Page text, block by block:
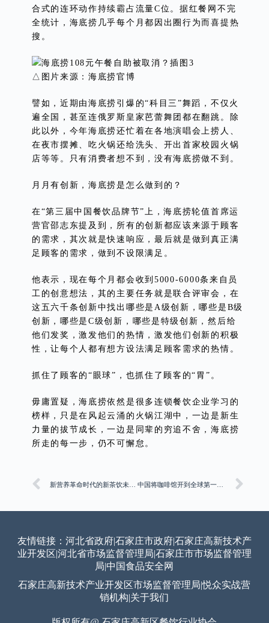
合式的连环动作持续霸占流量C位。据红餐网不完
全统计，海底捞几乎每个月都因出圈行为而喜提热
搜。
△图片来源：海底捞官博
譬如，近期由海底捞引爆的“科目三”舞蹈，不仅火
遍全国，甚至连俄罗斯皇家芭蕾舞团都在翻跳。除
此以外，今年海底捞还忙着在各地演唱会上捞人、
在夜市摆摊、吃火锅还给洗头、开出首家校园火锅
店等等。只有消费者想不到，没有海底捞做不到。
月月有创新，海底捞是怎么做到的？
在“第三届中国餐饮品牌节”上，海底捞轮值首席运
营官邵志东提及到，所有的创新都应该来源于顾客
的需求，其次就是快速响应，最后就是做到真正满
足顾客的需求，做到不设限满足。
他表示，现在每个月都会收到5000-6000条来自员
工的创意想法，其的主要任务就是联合评审会，在
这五六千条创新中找出哪些是A级创新，哪些是B级
创新，哪些是C级创新，哪些是特级创新，然后给
他们发奖，激发他们的热情，激发他们创新的积极
性，让每个人都有想方设法满足顾客需求的热情。
抓住了顾客的“眼球”，也抓住了顾客的“胃”。
毋庸置疑，海底捞依然是很多连锁餐饮企业学习的
榜样，只是在风起云涌的火锅江湖中，一边是新生
力量的拔节成长，一边是同辈的穷追不舍，海底捞
所走的每一步，仍不可懈怠。
新营养革命时代的新茶饮未来趋势
友情链接： 河北省政府|石家庄市政府|石家庄高新技术产
业开发区|河北省市场监督管理局|石家庄市市场监督管理
局|中国食品安全网
石家庄高新技术产业开发区市场监督管理局|悦众实战营
销机构|关于我们